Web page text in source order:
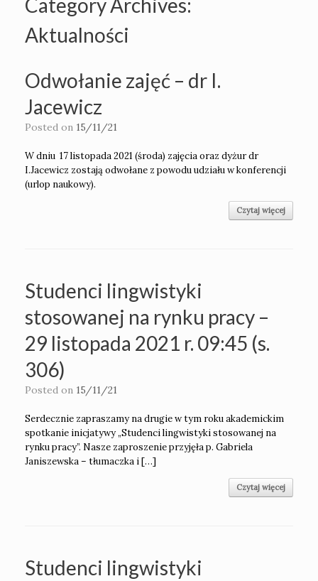
Category Archives:
Aktualności
Odwołanie zajęć – dr I.
Jacewicz
Posted on 15/11/21
W dniu 17 listopada 2021 (środa) zajęcia oraz dyżur dr
I.Jacewicz zostają odwołane z powodu udziału w konferencji
(urlop naukowy).
Czytaj więcej
Studenci lingwistyki
stosowanej na rynku pracy –
29 listopada 2021 r. 09:45 (s.
306)
Posted on 15/11/21
Serdecznie zapraszamy na drugie w tym roku akademickim
spotkanie inicjatywy „Studenci lingwistyki stosowanej na
rynku pracy”. Nasze zaproszenie przyjęła p. Gabriela
Janiszewska – tłumaczka i […]
Czytaj więcej
Studenci lingwistyki